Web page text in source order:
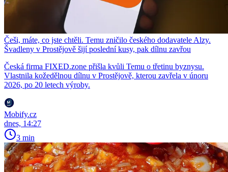
Češi, máte, co jste chtěli. Temu zničilo českého dodavatele Alzy.
Švadleny v Prostějově šijí poslední kusy, pak dílnu zavřou
Česká firma FIXED.zone přišla kvůli Temu o třetinu byznysu.
Vlastnila kožedělnou dílnu v Prostějově, kterou zavřela v únoru
2026, po 20 letech výroby.
Mobify.cz
dnes, 14:27
3 min